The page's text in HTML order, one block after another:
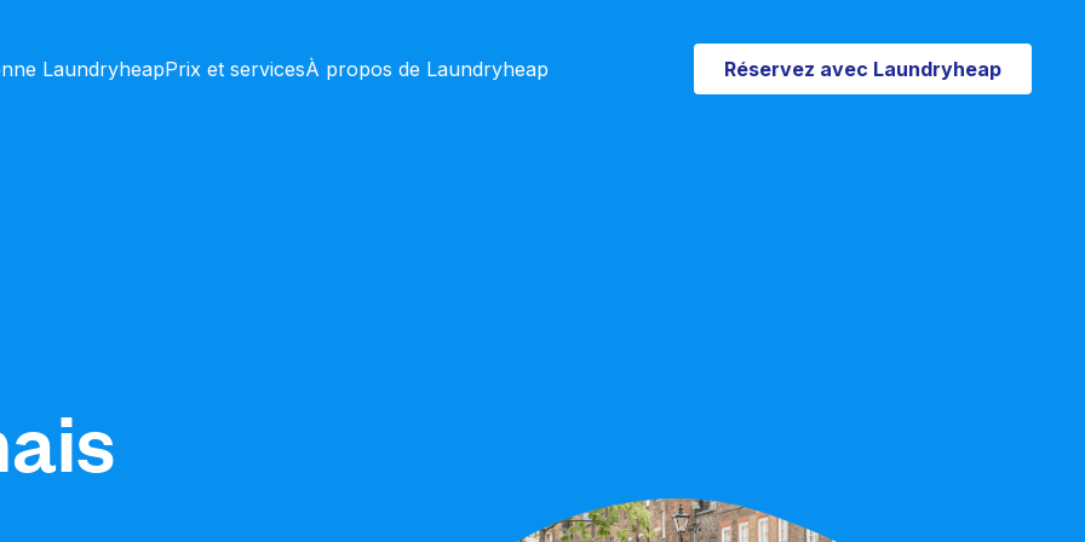
LaundryheapPrix et servicesÀ propos de Laundryheap Réservez avec Laundryheap
Réservez dès maintenant